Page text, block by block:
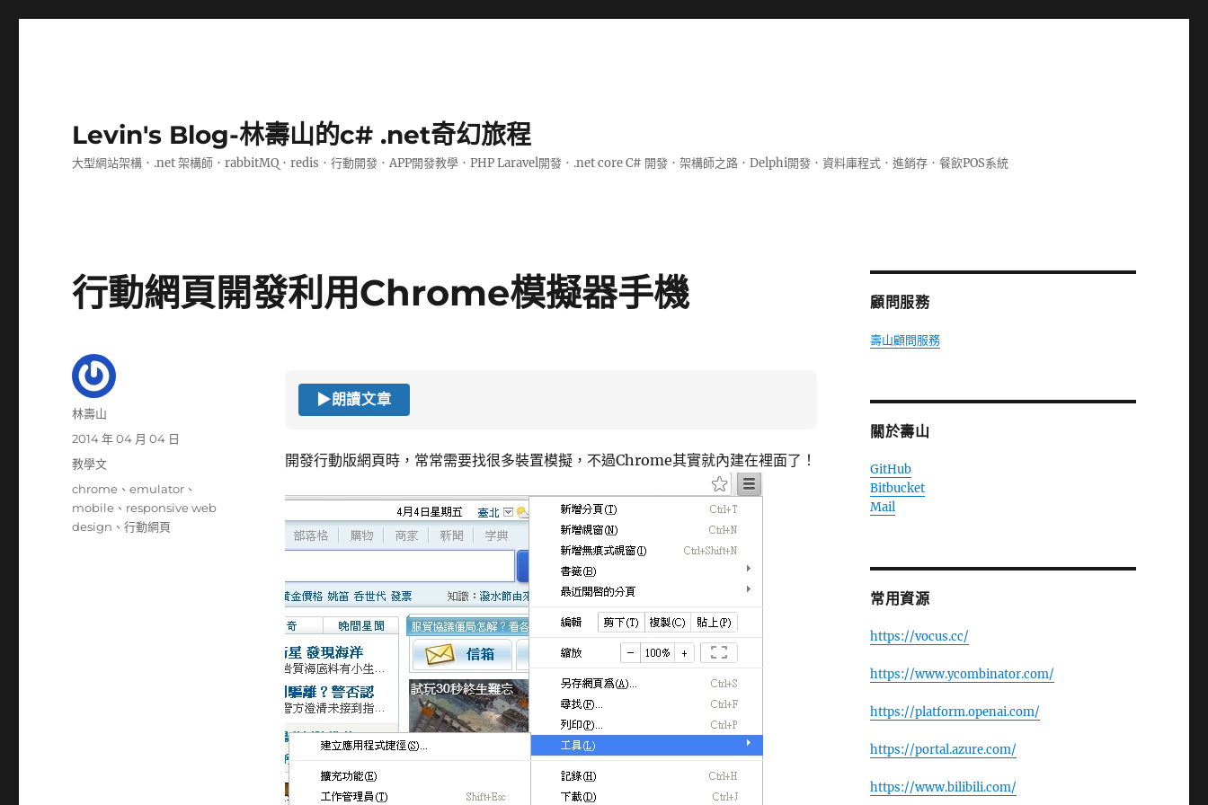
Levin's Blog-林壽山的c# .net奇幻旅程
大型網站架構．.net 架構師．rabbitMQ．redis．行動開發．APP開發教學．PHP Laravel開發．.net core C# 開發．架構師之路．Delphi開發．資料庫程式．進銷存．餐飲POS系統
行動網頁開發利用Chrome模擬器手機
▶朗讀文章
開發行動版網頁時，常常需要找很多裝置模擬，不過Chrome其實就內建在裡面了！
作
林壽山
發
佈
期:
2014 年 04 月 04 日
分
類
教學文
標
籤
chrome 、emulator 、
mobile 、 responsive web
design 、行動網頁
顧問服務
壽山顧問服務
關於壽山
GitHub
Bitbucket
Mail
常用資源
https://vocus.cc/
https://www.ycombinator.com/
https://platform.openai.com/
https://portal.azure.com/
https://www.bilibili.com/